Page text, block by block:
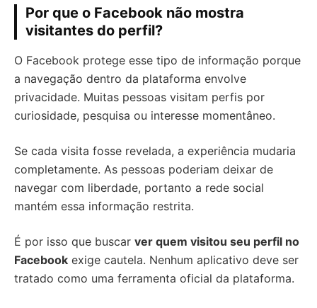
Por que o Facebook não mostra
visitantes do perfil?
O Facebook protege esse tipo de informação porque
a navegação dentro da plataforma envolve
privacidade. Muitas pessoas visitam perfis por
curiosidade, pesquisa ou interesse momentâneo.
Se cada visita fosse revelada, a experiência mudaria
completamente. As pessoas poderiam deixar de
navegar com liberdade, portanto a rede social
mantém essa informação restrita.
É por isso que buscar ver quem visitou seu perfil no
Facebook exige cautela. Nenhum aplicativo deve ser
tratado como uma ferramenta oficial da plataforma.